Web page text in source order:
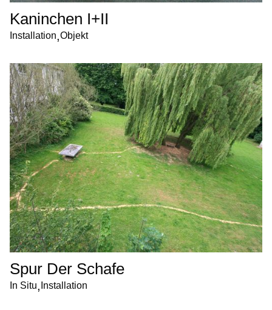
Kaninchen I+II
Installation,Objekt
Spur Der Schafe
In Situ, Installation